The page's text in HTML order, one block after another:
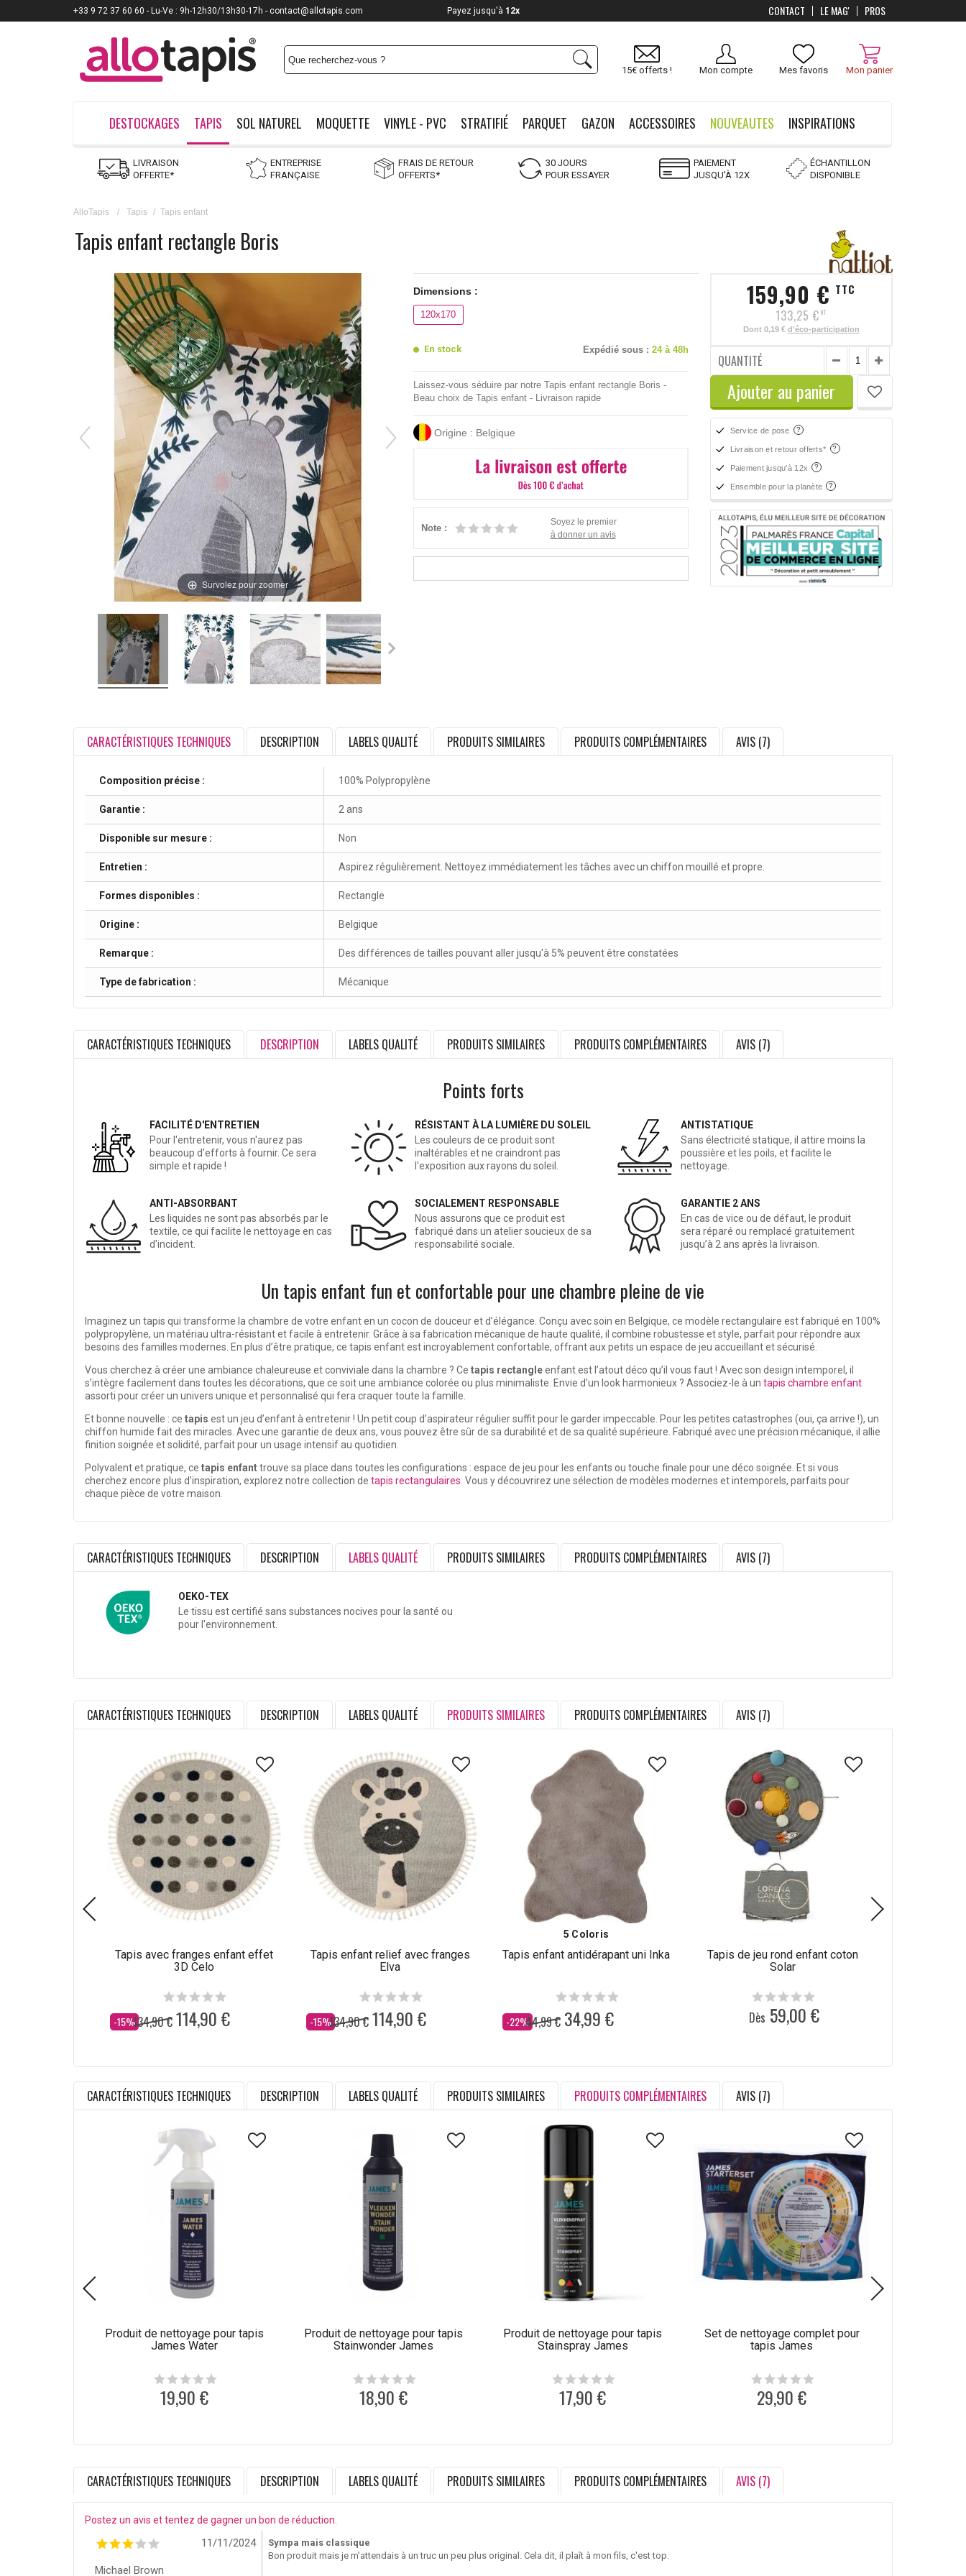
Mon panier
Mes favoris
Mon compte
15€ offerts !
DESTOCKAGES TAPIS SOL NATUREL MOQUETTE VINYLE - PVC STRATIFIÉ PARQUET GAZON ACCESSOIRES NOUVEAUTES INSPIRATIONS
LIVRAISON
OFFERTE*
ENTREPRISE
FRANÇAISE
FRAIS DE RETOUR
OFFERTS*
30 JOURS
POUR ESSAYER
PAIEMENT
JUSQU'À 12X
ÉCHANTILLON
DISPONIBLE
AlloTapis / Tapis / Tapis enfant
Tapis enfant rectangle Boris
Survolez pour zoomer
Dimensions :
120x170
En stock Expédié sous : 24 à 48h
Laissez-vous séduire par notre Tapis enfant rectangle Boris -
Beau choix de Tapis enfant - Livraison rapide
Origine : Belgique
Note :
Soyez le premier
à donner un avis
159,90 € TTC
133,25 € HT
Dont 0,19 € d'éco-participation
QUANTITÉ
Ajouter au panier
Service de pose
Livraison et retour offerts*
Paiement jusqu'à 12x
Ensemble pour la planète
CARACTÉRISTIQUES TECHNIQUES DESCRIPTION LABELS QUALITÉ PRODUITS SIMILAIRES PRODUITS COMPLÉMENTAIRES AVIS (7)
Composition précise : 100% Polypropylène
Garantie : 2 ans
Disponible sur mesure : Non
Entretien : Aspirez régulièrement. Nettoyez immédiatement les tâches avec un chiffon mouillé et propre.
Formes disponibles : Rectangle
Origine : Belgique
Remarque : Des différences de tailles pouvant aller jusqu'à 5% peuvent être constatées
Type de fabrication : Mécanique
CARACTÉRISTIQUES TECHNIQUES DESCRIPTION LABELS QUALITÉ PRODUITS SIMILAIRES PRODUITS COMPLÉMENTAIRES AVIS (7)
Points forts
FACILITÉ D'ENTRETIEN
Pour l'entretenir, vous n'aurez pas
beaucoup d'efforts à fournir. Ce sera
simple et rapide !
RÉSISTANT À LA LUMIÈRE DU SOLEIL
Les couleurs de ce produit sont
inaltérables et ne craindront pas
l'exposition aux rayons du soleil.
ANTISTATIQUE
Sans électricité statique, il attire moins la
poussière et les poils, et facilite le
nettoyage.
ANTI-ABSORBANT
Les liquides ne sont pas absorbés par le
textile, ce qui facilite le nettoyage en cas
d'incident.
SOCIALEMENT RESPONSABLE
Nous assurons que ce produit est
fabriqué dans un atelier soucieux de sa
responsabilité sociale.
GARANTIE 2 ANS
En cas de vice ou de défaut, le produit
sera réparé ou remplacé gratuitement
jusqu’à 2 ans après la livraison.
Un tapis enfant fun et confortable pour une chambre pleine de vie
Imaginez un tapis qui transforme la chambre de votre enfant en un cocon de douceur et d’élégance. Conçu avec soin en Belgique, ce modèle rectangulaire est fabriqué en 100%
polypropylène, un matériau ultra-résistant et facile à entretenir. Grâce à sa fabrication mécanique de haute qualité, il combine robustesse et style, parfait pour répondre aux
besoins des familles modernes. En plus d’être pratique, ce tapis enfant est incroyablement confortable, offrant aux petits un espace de jeu accueillant et sécurisé.
Vous cherchez à créer une ambiance chaleureuse et conviviale dans la chambre ? Ce tapis rectangleenfant est l’atout déco qu’il vous faut ! Avec son design intemporel, il
s’intègre facilement dans toutes les décorations, que ce soit une ambiance colorée ou plus minimaliste. Envie d’un look harmonieux ? Associez-le à un tapis chambre enfant
assorti pour créer un univers unique et personnalisé qui fera craquer toute la famille.
Et bonne nouvelle : ce tapis est un jeu d’enfant à entretenir ! Un petit coup d’aspirateur régulier suffit pour le garder impeccable. Pour les petites catastrophes (oui, ça arrive !), un
chiffon humide fait des miracles. Avec une garantie de deux ans, vous pouvez être sûr de sa durabilité et de sa qualité supérieure. Fabriqué avec une précision mécanique, il allie
finition soignée et solidité, parfait pour un usage intensif au quotidien.
Polyvalent et pratique, ce tapis enfanttrouve sa place dans toutes les configurations : espace de jeu pour les enfants ou touche finale pour une déco soignée. Et si vous
cherchez encore plus d’inspiration, explorez notre collection de tapis rectangulaires. Vous y découvrirez une sélection de modèles modernes et intemporels, parfaits pour
chaque pièce de votre maison.
CARACTÉRISTIQUES TECHNIQUES DESCRIPTION LABELS QUALITÉ PRODUITS SIMILAIRES PRODUITS COMPLÉMENTAIRES AVIS (7)
OEKO-TEX
Le tissu est certifié sans substances nocives pour la santé ou
pour l'environnement.
CARACTÉRISTIQUES TECHNIQUES DESCRIPTION LABELS QUALITÉ PRODUITS SIMILAIRES PRODUITS COMPLÉMENTAIRES AVIS (7)
Tapis avec franges enfant effet
3D Celo
-15%
Dès 134,90 € 114,90 €
Tapis enfant relief avec franges
Elva
-15%
Dès 134,90 € 114,90 €
5 Coloris
Tapis enfant antidérapant uni Inka
-22%
Dès 44,99 € 34,99 €
Tapis de jeu rond enfant coton
Solar
Dès 59,00 €
CARACTÉRISTIQUES TECHNIQUES DESCRIPTION LABELS QUALITÉ PRODUITS SIMILAIRES PRODUITS COMPLÉMENTAIRES AVIS (7)
Produit de nettoyage pour tapis
James Water
19,90 €
Produit de nettoyage pour tapis
Stainwonder James
18,90 €
Produit de nettoyage pour tapis
Stainspray James
17,90 €
Set de nettoyage complet pour
tapis James
29,90 €
CARACTÉRISTIQUES TECHNIQUES DESCRIPTION LABELS QUALITÉ PRODUITS SIMILAIRES PRODUITS COMPLÉMENTAIRES AVIS (7)
Postez un avis et tentez de gagner un bon de réduction.
11/11/2024
Michael Brown
Sympa mais classique
Bon produit mais je m’attendais à un truc un peu plus original. Cela dit, il plaît à mon fils, c'est top.
PROS
LE MAG'
CONTACT
+33 9 72 37 60 60 - Lu-Ve : 9h-12h30/13h30-17h - contact@allotapis.com Payez jusqu'à 12x OFFERTSdès 100 €